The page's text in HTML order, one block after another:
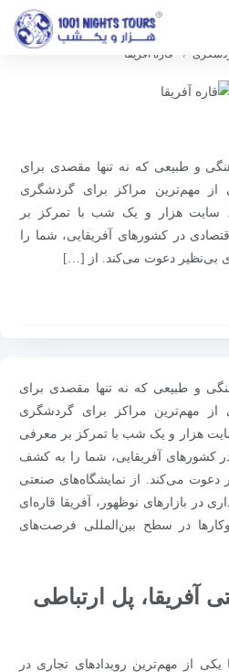
قاره آفریقا
و طبیعی که نه تنها مقصدی برای
مهم‌ترین مراکز برای گردشگری
سایت هزار و یک شب با تمرکز بر
در کشورهای آفریقایی، شما را
بی‌نظیر دعوت می‌کند. از […]
و طبیعی که نه تنها مقصدی برای
مهم‌ترین مراکز برای گردشگری
هزار و یک شب با تمرکز بر معرفی
کشورهای آفریقایی، شما را به کشف
دعوت می‌کند. از نمایشگاه‌های صنعتی
در بازارهای نوظهور، آفریقا قاره‌ای
در سطح بین‌المللی فرصت‌های
آفریقا، پل ارتباطی
یکی از مهم‌ترین رویدادهای تجاری در